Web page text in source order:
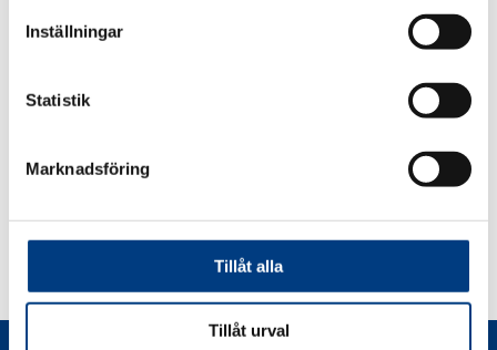
Inställningar
Statistik
Marknadsföring
Tillåt alla
Tillåt urval
En skattereform för taxi skulle bidra till stor
samhällsekonomisk nytta. Bilresorna skulle
skriver Peter Norman, C...